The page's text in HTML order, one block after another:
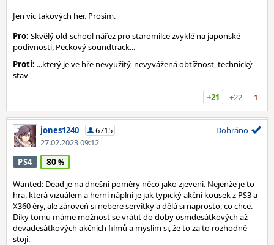
Jen víc takových her. Prosím.
Pro: Skvělý old-school nářez pro staromilce zvyklé na japonské
podivnosti, Peckový soundtrack...
Proti: ...který je ve hře nevyužitý, nevyvážená obtížnost, technický
stav
+21
+22 −1
jones1240
6715
27.02.2023 09:12
Dohráno
PS4 80
Wanted: Dead je na dnešní poměry něco jako zjevení. Nejenže je to
hra, která vizuálem a herní náplní je jak typický akční kousek z PS3 a
X360 éry, ale zároveň si nebere servítky a dělá si naprosto, co chce.
Díky tomu máme možnost se vrátit do doby osmdesátkových až
devadesátkových akčních filmů a myslím si, že to za to rozhodně
stojí.